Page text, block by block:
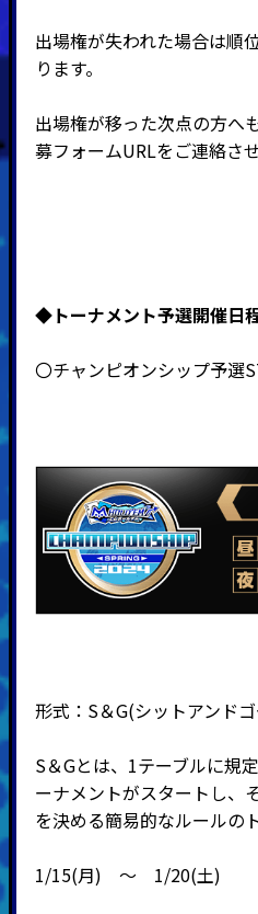
出場権が失われた場合は順
ります。
出場権が移った次点の方へ
募フォームURLをご連絡さ
◆トーナメント予選開催日
〇チャンピオンシップ予選
形式： S＆G(シットアンド
S＆Gとは、1テーブルに規
ーナメントがスタートし、
を決める簡易的なルールの
1/15(月) ～ 1/20(土)